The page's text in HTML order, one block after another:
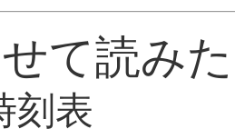
て読み
刻表